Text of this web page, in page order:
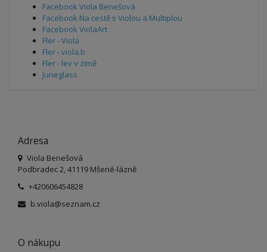
Facebook Viola Benešová
Facebook Na cestě s Violou a Multiplou
Facebook ViolaArt
Fler - Viola
Fler - viola.b
Fler - lev v zimě
Juneglass
Adresa
Viola Benešová
Podbradec 2, 41119 Mšené-lázně
+420606454828
b.viola@seznam.cz
O nákupu